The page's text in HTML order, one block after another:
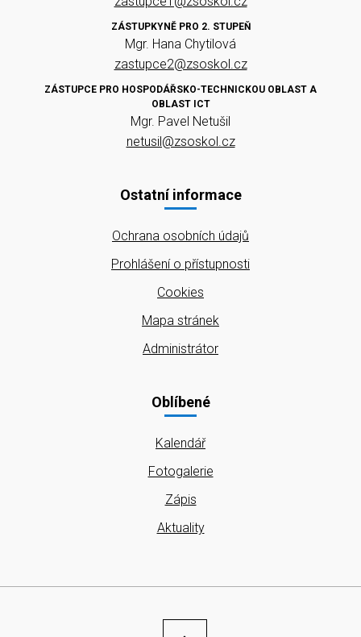
ZÁSTUPKYNĚ PRO 2. STUPEŇ
Mgr. Hana Chytilová
zastupce2@zsoskol.cz
ZÁSTUPCE PRO HOSPODÁŘSKO-TECHNICKOU OBLAST A
OBLAST ICT
Mgr. Pavel Netušil
netusil@zsoskol.cz
Ostatní informace
Ochrana osobních údajů
Prohlášení o přístupnosti
Cookies
Mapa stránek
Administrátor
Oblíbené
Kalendář
Fotogalerie
Zápis
Aktuality